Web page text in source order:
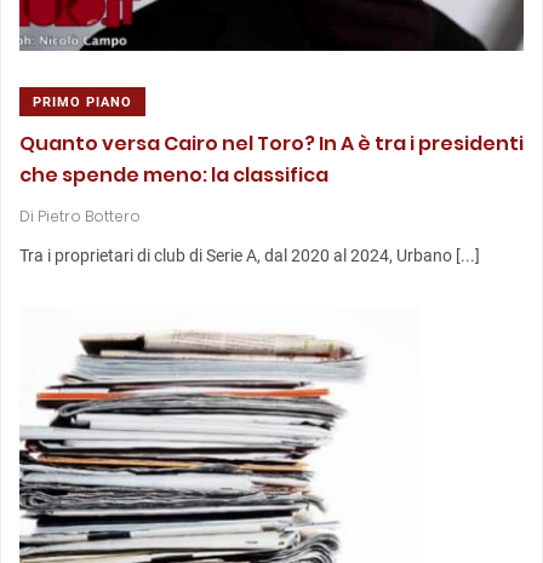
PRIMO PIANO
Quanto versa Cairo nel Toro? In A è tra i presidenti
che spende meno: la classifica
Di Pietro Bottero
Tra i proprietari di club di Serie A, dal 2020 al 2024, Urbano [...]